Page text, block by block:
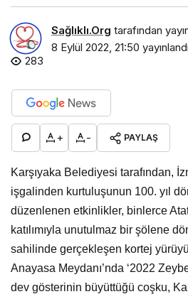
Sağlıklı.Org tarafından
8 Eylül 2022, 21:50 yayınlandı
283
+ - PAYLAŞ
Karşıyaka Belediyesi tarafından,
işgalinden kurtuluşunun 100. yıl
düzenlenen etkinlikler, binlerce
katılımıyla unutulmaz bir şölene
sahilinde gerçekleşen kortej
Anayasa Meydanı’nda ‘2022
dev gösterinin büyüttüğü coşku,